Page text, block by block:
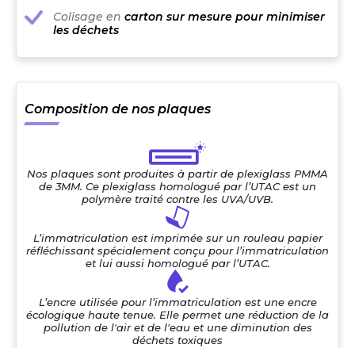
Colisage en carton sur mesure pour minimiser
les déchets
Composition de nos plaques
Nos plaques sont produites à partir de plexiglass PMMA
de 3MM. Ce plexiglass homologué par l’UTAC est un
polymère traité contre les UVA/UVB.
L’immatriculation est imprimée sur un rouleau papier
réfléchissant spécialement conçu pour l’immatriculation
et lui aussi homologué par l’UTAC.
L’encre utilisée pour l’immatriculation est une encre
écologique haute tenue. Elle permet une réduction de la
pollution de l'air et de l'eau et une diminution des
déchets toxiques